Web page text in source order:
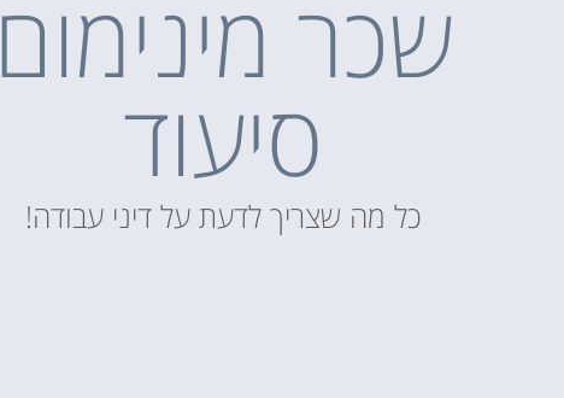
שכר מינימום
סיעוד
כל מה שצריך לדעת על דיני עבודה!